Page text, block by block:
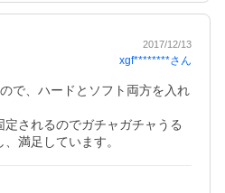
2017/12/13
xgf********さん
で、ハードとソフト両方を入れ
されるのでガチャガチャうる
満足しています。